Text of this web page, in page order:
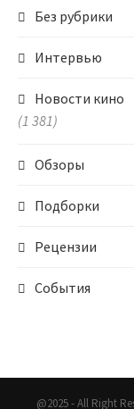
Без рубрики
Интервью
Новости кино
(1 381)
Обзоры
Подборки
Рецензии
События
@2025 - All Right